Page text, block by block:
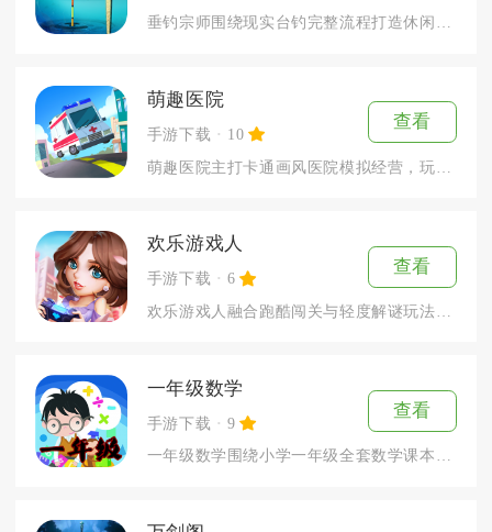
垂钓宗师围绕现实台钓完整流程打造休闲模拟玩法，完整复刻线下垂...
萌趣医院
手游下载 10
查看
欢乐游戏人
手游下载 6
查看
一年级数学
手游下载 9
查看
一年级数学围绕小学一年级全套数学课本知识点打造，专为刚入学的...